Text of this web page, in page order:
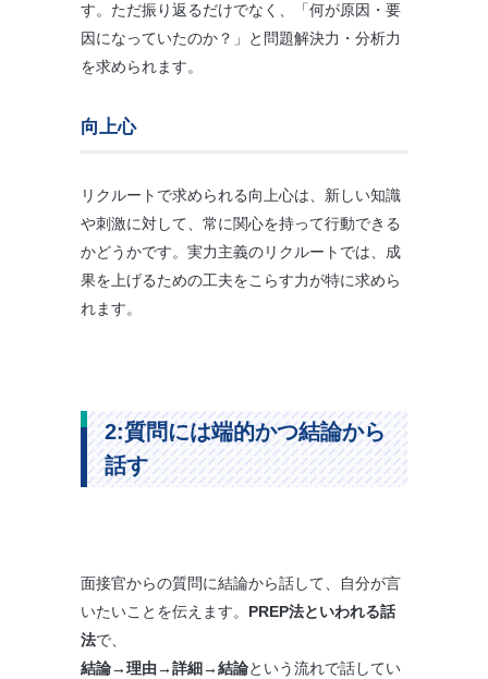
す。ただ振り返るだけでなく、「何が原因・要
因になっていたのか？」と問題解決力・分析力
を求められます。
向上心
リクルートで求められる向上心は、新しい知識
や刺激に対して、常に関心を持って行動できる
かどうかです。実力主義のリクルートでは、成
果を上げるための工夫をこらす力が特に求めら
れます。
2:質問には端的かつ結論から
話す
面接官からの質問に結論から話して、自分が言
いたいことを伝えます。 PREP法といわれる話
法で、
結論→理由→詳細→結論という流れで話してい